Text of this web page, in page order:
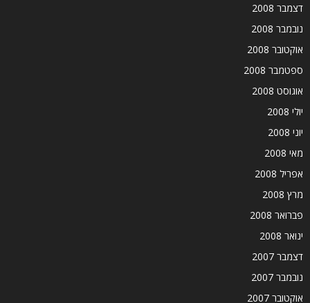
דצמבר 2008
נובמבר 2008
אוקטובר 2008
ספטמבר 2008
אוגוסט 2008
יולי 2008
יוני 2008
מאי 2008
אפריל 2008
מרץ 2008
פברואר 2008
ינואר 2008
דצמבר 2007
נובמבר 2007
אוקטובר 2007